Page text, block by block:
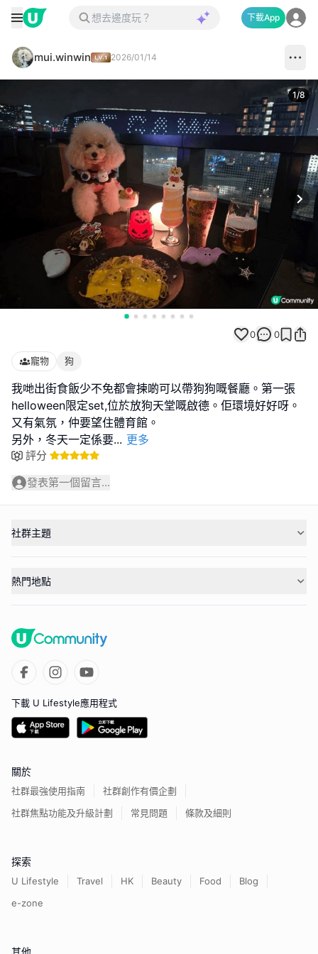
下載App
mui.winwin 2026/01/14
1/8
0 0
寵物 狗
我哋出街食飯少不免都會揀啲可以帶狗狗嘅餐廳。第一張
helloween限定set,位於放狗天堂嘅啟德。佢環境好好呀。
又有氣氛，仲要望住體育館。
另外，冬天一定係要... 更多
評分
發表第一個留言...
社群主題
熱門地點
下載 U Lifestyle應用程式
關於
社群最強使用指南
社群創作有價企劃
社群焦點功能及升級計劃
常見問題 條款及細則
探索
U Lifestyle Travel HK Beauty Food
Blog
e-zone